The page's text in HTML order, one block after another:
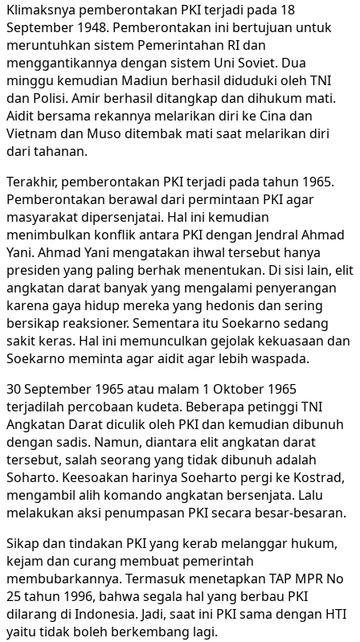
Klimaksnya pemberontakan PKI terjadi pada 18
September 1948. Pemberontakan ini bertujuan untuk
meruntuhkan sistem Pemerintahan RI dan
menggantikannya dengan sistem Uni Soviet. Dua
minggu kemudian Madiun berhasil diduduki oleh TNI
dan Polisi. Amir berhasil ditangkap dan dihukum mati.
Aidit bersama rekannya melarikan diri ke Cina dan
Vietnam dan Muso ditembak mati saat melarikan diri
dari tahanan.
Terakhir, pemberontakan PKI terjadi pada tahun 1965.
Pemberontakan berawal dari permintaan PKI agar
masyarakat dipersenjatai. Hal ini kemudian
menimbulkan konflik antara PKI dengan Jendral Ahmad
Yani. Ahmad Yani mengatakan ihwal tersebut hanya
presiden yang paling berhak menentukan. Di sisi lain, elit
angkatan darat banyak yang mengalami penyerangan
karena gaya hidup mereka yang hedonis dan sering
bersikap reaksioner. Sementara itu Soekarno sedang
sakit keras. Hal ini memunculkan gejolak kekuasaan dan
Soekarno meminta agar aidit agar lebih waspada.
30 September 1965 atau malam 1 Oktober 1965
terjadilah percobaan kudeta. Beberapa petinggi TNI
Angkatan Darat diculik oleh PKI dan kemudian dibunuh
dengan sadis. Namun, diantara elit angkatan darat
tersebut, salah seorang yang tidak dibunuh adalah
Soharto. Keesoakan harinya Soeharto pergi ke Kostrad,
mengambil alih komando angkatan bersenjata. Lalu
melakukan aksi penumpasan PKI secara besar-besaran.
Sikap dan tindakan PKI yang kerab melanggar hukum,
kejam dan curang membuat pemerintah
membubarkannya. Termasuk menetapkan TAP MPR No
25 tahun 1996, bahwa segala hal yang berbau PKI
dilarang di Indonesia. Jadi, saat ini PKI sama dengan HTI
yaitu tidak boleh berkembang lagi.